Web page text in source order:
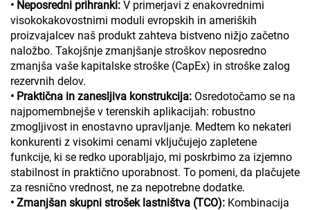
• Neposredni prihranki: V primerjavi z enakovrednimi
visokokakovostnimi moduli evropskih in ameriških
proizvajalcev naš produkt zahteva bistveno nižjo začetno
naložbo. Takojšnje zmanjšanje stroškov neposredno
zmanjša vaše kapitalske stroške (CapEx) in stroške zalog
rezervnih delov.
• Praktična in zanesljiva konstrukcija: Osredotočamo se na
najpomembnejše v terenskih aplikacijah: robustno
zmogljivost in enostavno upravljanje. Medtem ko nekateri
konkurenti z visokimi cenami vključujejo zapletene
funkcije, ki se redko uporabljajo, mi poskrbimo za izjemno
stabilnost in praktično uporabnost. To pomeni, da plačujete
za resnično vrednost, ne za nepotrebne dodatke.
• Zmanjšan skupni strošek lastništva (TCO): Kombinacija